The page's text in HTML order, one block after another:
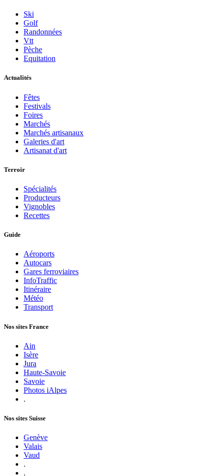
Ski
Golf
Randonnées
Vtt
Pèche
Equitation
Actualités
Fêtes
Festivals
Foires
Marchés
Marchés artisanaux
Galeries d'art
Artisanat d'art
Terroir
Spécialités
Producteurs
Vignobles
Recettes
Guide
Aéroports
Autocars
Gares ferroviaires
InfoTraffic
Itinéraire
Météo
Transport
Nos sites France
Ain
Isère
Jura
Haute-Savoie
Savoie
Photos iAlpes
.
Nos sites Suisse
Genève
Valais
Vaud
.
.